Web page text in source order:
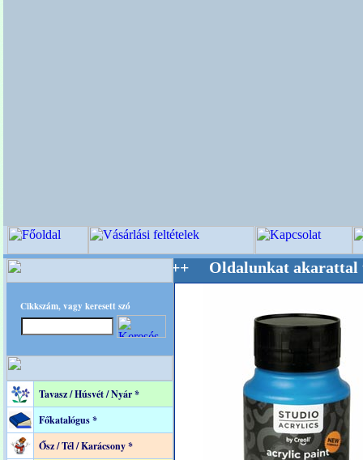
Cikkszám, vagy keresett szó
Tavasz / Húsvét / Nyár *
Főkatalógus *
Ősz / Tél / Karácsony *
+++++++ Oldalunkat akarattal tartjuk